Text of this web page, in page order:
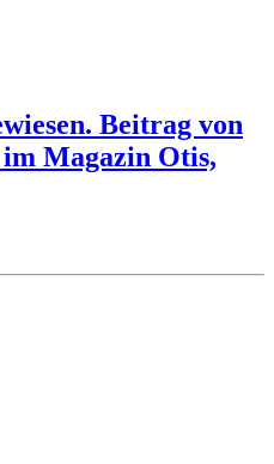
Beitrag von
Magazin Otis,